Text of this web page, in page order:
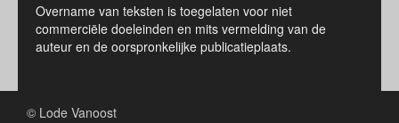
Overname van teksten is toegelaten voor niet
commerciële doeleinden en mits vermelding van de
auteur en de oorspronkelijke publicatieplaats.
© Lode Vanoost